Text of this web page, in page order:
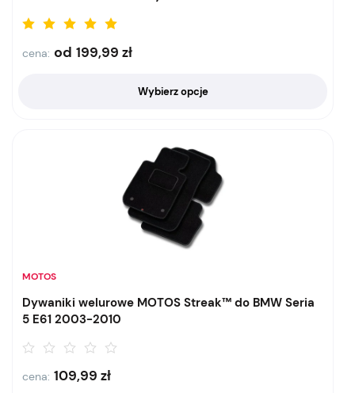
cena: od 199,99 zł
Wybierz opcje
MOTOS
Dywaniki welurowe MOTOS Streak™ do BMW Seria
5 E61 2003-2010
cena: 109,99 zł